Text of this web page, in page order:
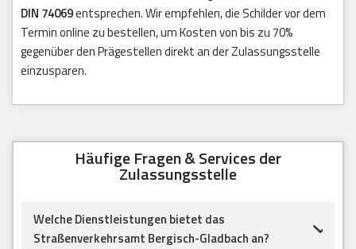
DIN 74069entsprechen. Wir empfehlen, die Schilder vor dem
Termin online zu bestellen, um Kosten von bis zu 70%
gegenüber den Prägestellen direkt an der Zulassungsstelle
einzusparen.
Häufige Fragen & Services der
Zulassungsstelle
Welche Dienstleistungen bietet das
Straßenverkehrsamt Bergisch-Gladbach an?